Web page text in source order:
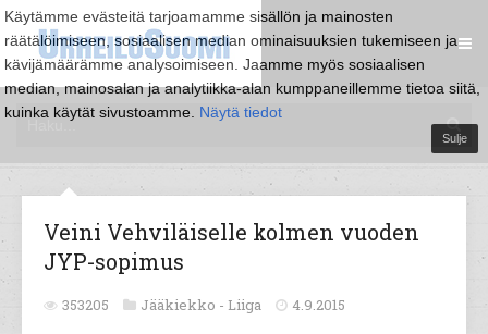
Käytämme evästeitä tarjoamamme sisällön ja mainosten
räätälöimiseen, sosiaalisen median ominaisuuksien tukemiseen ja
kävijämäärämme analysoimiseen. Jaamme myös sosiaalisen
median, mainosalan ja analytiikka-alan kumppaneillemme tietoa siitä,
kuinka käytät sivustoamme. Näytä tiedot
Sulje
Veini Vehviläiselle kolmen vuoden
JYP-sopimus
353205 Jääkiekko - Liiga 4.9.2015